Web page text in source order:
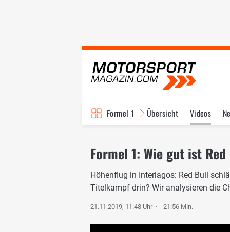
Formel 1 Übersicht Videos
Formel 1: Wie gut ist
Höhenflug in Interlagos: Red Bull
Titelkampf drin? Wir analysieren die
21.11.2019, 11:48 Uhr 21:56 Min.